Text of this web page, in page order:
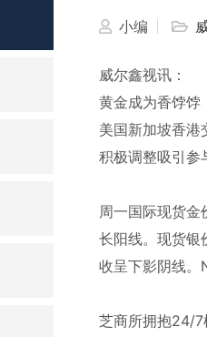
小编
威尔鑫视讯：
黄金成为香饽饽
美国新加坡香港
积极调整吸引参
周一国际现货
长阳线。现货银
收呈下影阴线。
芝商所拥抱24/7